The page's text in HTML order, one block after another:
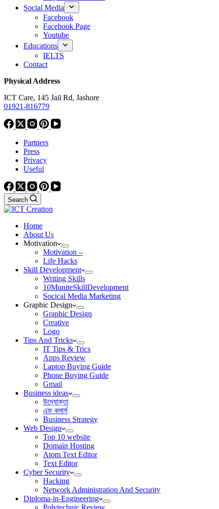
Social Media
Facebook
Facebook Page
Youtube
Educations
IELTS
Contact
Physical Address
ICT Care, 145 Jail Rd, Jashore
01921-816779
Partners
Press
Privacy
Useful
Search
Home
About Us
Motivation
Motivation –
Life Hacks
Skill Development
Writing Skills
10MuniteSkillDevelopment
Socical Media Marketing
Graphic Design
Graphic Design
Creative
Logo
Tips And Tricks
IT Tips & Trics
Apps Review
Laptop Buying Guide
Phone Buying Guide
Gmail
Business ideas
উদ্যোক্তা
এফ কমার্স
Business Strategy
Web Design
Top 10 website
Domain Hosting
Atom Text Editor
Text Editor
Cyber Security
Hacking
Network Administration And Security
Diploma-in-Engineering
Polytechnic Review